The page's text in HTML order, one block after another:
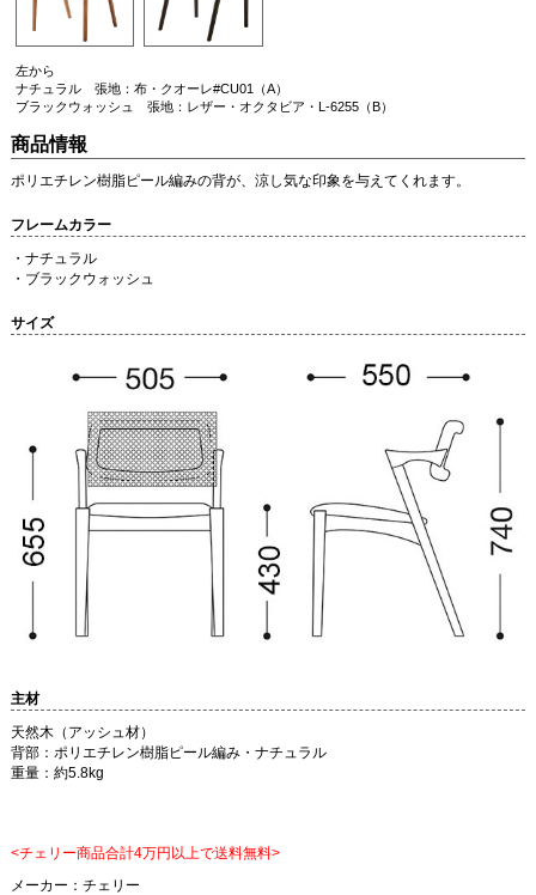
左から
ナチュラル 張地：布・クオーレ#CU01（A）
ブラックウォッシュ 張地：レザー・オクタビア・L-6255（B）
商品情報
ポリエチレン樹脂ピール編みの背が、涼し気な印象を与えてくれます。
フレームカラー
・ナチュラル
・ブラックウォッシュ
サイズ
主材
天然木（アッシュ材）
背部：ポリエチレン樹脂ピール編み・ナチュラル
重量：約5.8kg
<チェリー商品合計4万円以上で送料無料>
メーカー： チェリー